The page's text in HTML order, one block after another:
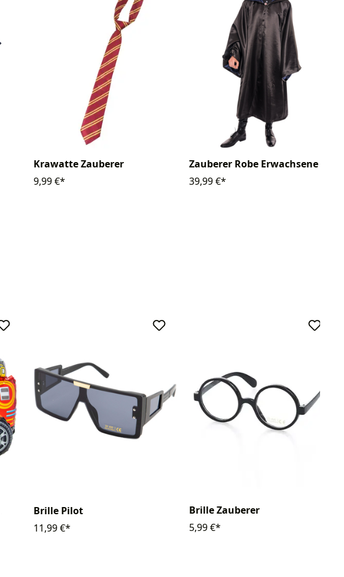
Krawatte Zauberer
9,99 €*
Zauberer Robe Erwachsene
39,99 €*
Brille Pilot
11,99 €*
Brille Zauberer
5,99 €*